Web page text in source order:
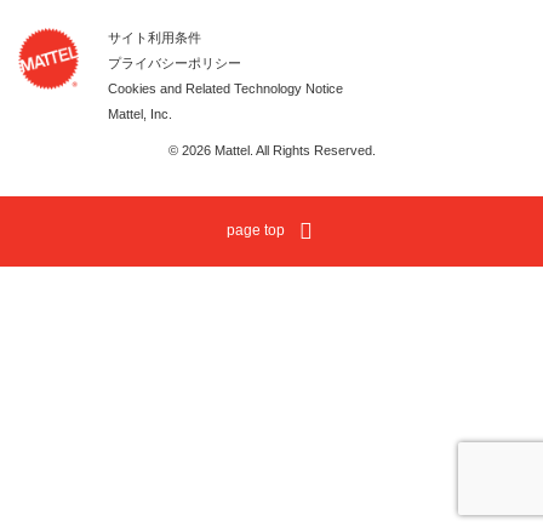
サイト利用条件
プライバシーポリシー
Cookies and Related Technology Notice
Mattel, Inc.
© 2026 Mattel. All Rights Reserved.
page top